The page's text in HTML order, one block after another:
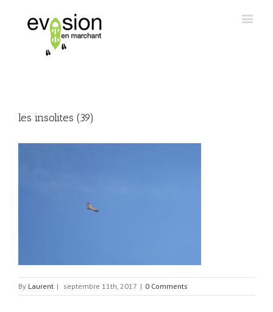
les insolites (39)
By Laurent | septembre 11th, 2017 | 0 Comments